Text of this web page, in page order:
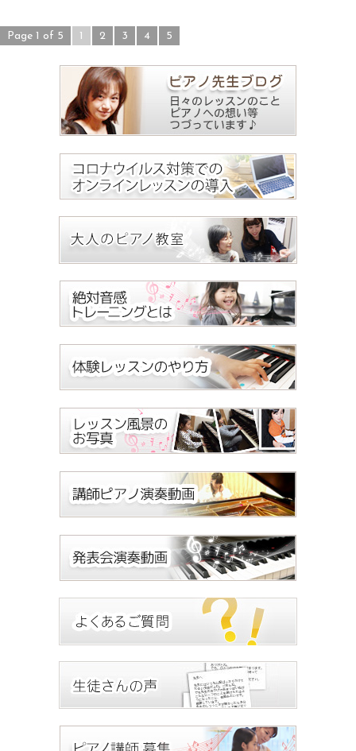
Page 1 of 5 1 2 3 4 5